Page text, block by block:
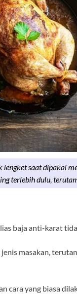
saat dipakai
terlebih dulu,
baja anti-karat
masakan,
cara yang biasa